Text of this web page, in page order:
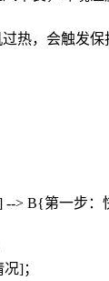
热，会触发
> B{第一步：
]；